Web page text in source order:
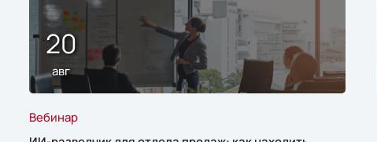
20
авг
Вебинар